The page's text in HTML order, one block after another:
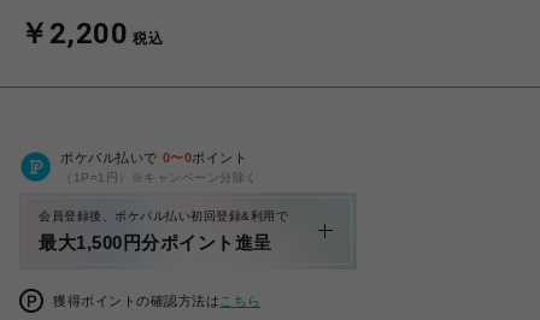
￥2,200 税込
ポケパル払いで 0〜0ポイント
（1P=1円）※キャンペーン分除く
会員登録後、ポケパル払い初回登録&利用で
最大1,500円分ポイント進呈
獲得ポイントの確認方法は こちら